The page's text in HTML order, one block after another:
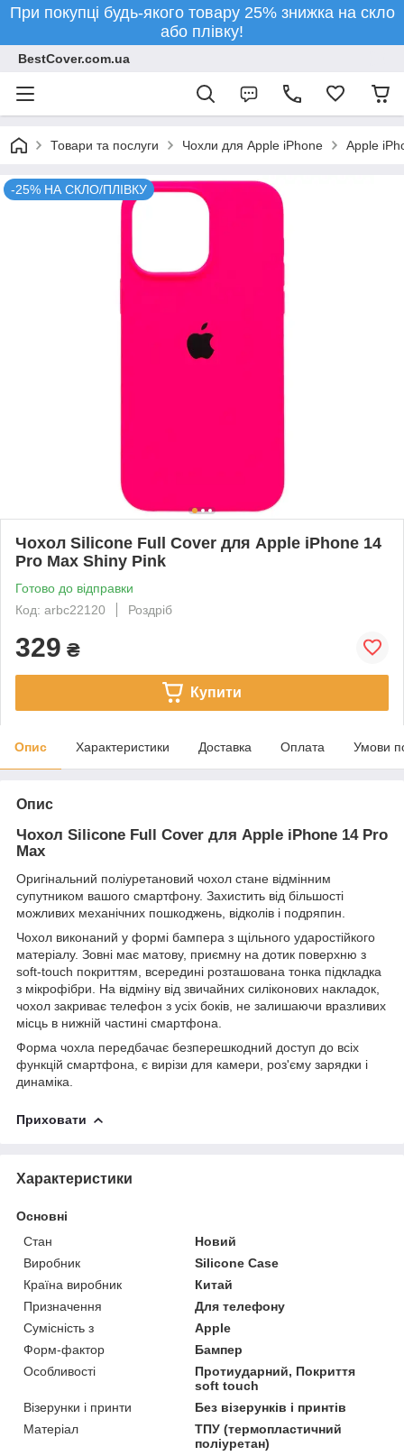
При покупці будь-якого товару 25% знижка на скло
або плівку!
BestCover.com.ua
Товари та послуги Чохли для Apple iPhone Apple
-25% НА СКЛО/ПЛІВКУ
Чохол Silicone Full Cover для Apple iPhone 14
Pro Max Shiny Pink
Готово до відправки
Код: arbc22120
Роздріб
329 ₴
Купити
Опис Характеристики Доставка Оплата Умови
Опис
Чохол Silicone Full Cover для Apple iPhone 14 Pro
Max
Оригінальний поліуретановий чохол стане відмінним
супутником вашого смартфону. Захистить від більшості
можливих механічних пошкоджень, відколів і подряпин.
Чохол виконаний у формі бампера з щільного ударостійкого
матеріалу. Зовні має матову, приємну на дотик поверхню з
soft-touch покриттям, всередині розташована тонка підкладка
з мікрофібри. На відміну від звичайних силіконових накладок,
чохол закриває телефон з усіх боків, не залишаючи вразливих
місць в нижній частині смартфона.
Форма чохла передбачає безперешкодний доступ до всіх
функцій смартфона, є вирізи для камери, роз'єму зарядки і
динаміка.
Приховати
Характеристики
Основні
Стан
Новий
Виробник
Silicone Case
Країна виробник
Китай
Призначення
Для телефону
Сумісність з
Apple
Форм-фактор
Бампер
Особливості
Протиударний, Покриття
soft touch
Візерунки і принти
Без візерунків і принтів
Матеріал
ТПУ (термопластичний
поліуретан)